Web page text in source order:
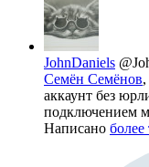
JohnDaniels
Семён Семёнов
аккаунт без
подключением
Написано более